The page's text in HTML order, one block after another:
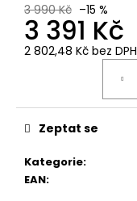
3 990 Kč –15 %
3 391 Kč
2 802,48 Kč bez DPH
Kategorie:
EAN:
Zeptat se
u
č
u
m
e